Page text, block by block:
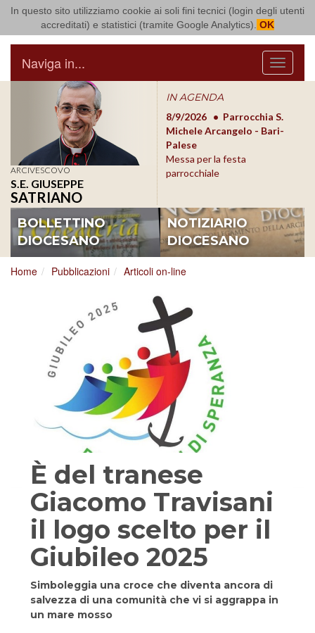
In questo sito utilizziamo cookie ai soli fini tecnici (login degli utenti
accreditati) e statistici (tramite Google Analytics). OK
Arcidiocesi di Bari Bitonto
Menu
Naviga in...
ARCIVESCOVO
S.E. GIUSEPPE
SATRIANO
IN AGENDA
8/17/2026
Conversano
Conferenza Episcopale
Pugliese
8/9/2026
Parrocchia S.
Michele Arcangelo - Bari-
Palese
Messa per la festa
parrocchiale
BOLLETTINO
DIOCESANO
NOTIZIARIO
DIOCESANO
Home Pubblicazioni Articoli on-line
È del tranese
Giacomo Travisani
il logo scelto per il
Giubileo 2025
Simboleggia una croce che diventa ancora di
salvezza di una comunità che vi si aggrappa in
un mare mosso